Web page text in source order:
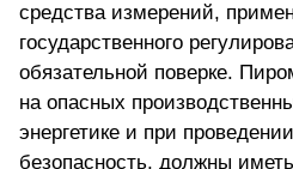
средства измерений,
государственного
обязательной поверке.
на опасных
энергетике и при
безопасность, должны